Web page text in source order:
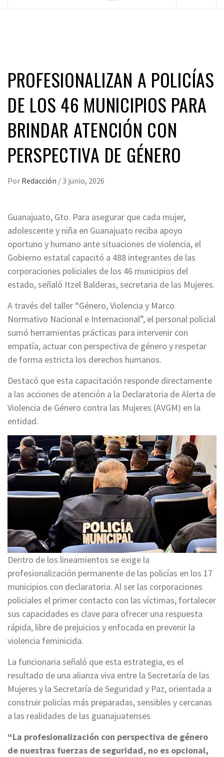
PROFESIONALIZAN A POLICÍAS
DE LOS 46 MUNICIPIOS PARA
BRINDAR ATENCIÓN CON
PERSPECTIVA DE GÉNERO
Por Redacción / 3 junio, 2026
Guanajuato, Gto. Para asegurar que cada mujer,
adolescente y niña en Guanajuato reciba apoyo
oportuno y humano ante situaciones de violencia, el
Gobierno estatal capacitó a 488 integrantes de las
corporaciones policiales de los 46 municipios del
estado, señaló Itzel Balderas, secretaria de las Mujeres.
A través del taller “Género, Violencia y Marco
Normativo Nacional e Internacional”, el personal policial
sumó herramientas prácticas para intervenir con
empatía, actuar con perspectiva de género y respetar
de forma estricta los derechos humanos.
Destacó que esta capacitación responde directamente
a las acciones de atención a la Declaratoria de Alerta de
Violencia de Género contra las Mujeres (AVGM) en la
entidad.
Dentro de los lineamientos se exige la
profesionalización permanente de las policías en los 17
municipios con declaratoria. Al ser las corporaciones
policiales el primer contacto con las víctimas, fortalecer
sus capacidades es clave para ofrecer una respuesta
rápida, libre de prejuicios y enfocada en prevenir la
violencia feminicida.
La funcionaria señaló que esta estrategia, es el
resultado de una alianza viva entre la Secretaría de las
Mujeres y la Secretaría de Seguridad y Paz, orientada a
construir policías más preparadas, sensibles y cercanas
a las realidades de las guanajuatenses
“La profesionalización con perspectiva de género
de nuestras fuerzas de seguridad, no es opcional,